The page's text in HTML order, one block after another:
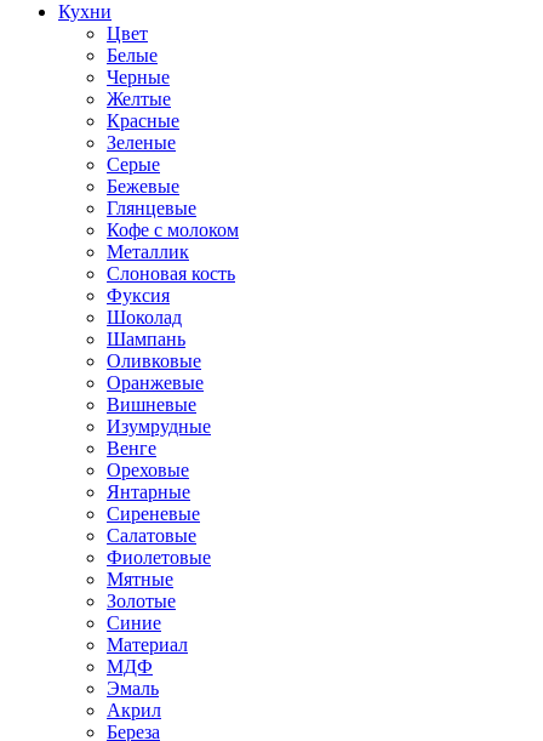
Кухни
Цвет
Белые
Черные
Желтые
Красные
Зеленые
Серые
Бежевые
Глянцевые
Кофе с молоком
Металлик
Слоновая кость
Фуксия
Шоколад
Шампань
Оливковые
Оранжевые
Вишневые
Изумрудные
Венге
Ореховые
Янтарные
Сиреневые
Салатовые
Фиолетовые
Мятные
Золотые
Синие
Материал
МДФ
Эмаль
Акрил
Береза